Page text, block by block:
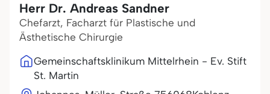
Herr Dr. Andreas Sandner
Chefarzt, Facharzt für Plastische und
Ästhetische Chirurgie
Gemeinschaftsklinikum Mittelrhein - Ev. Stift
St. Martin